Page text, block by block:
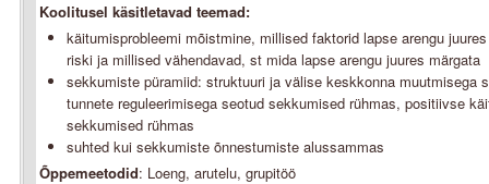
Koolitusel käsitletavad teemad:
käitumisprobleemi mõistmine, millised faktorid lapse arengu
riski ja millised vähendavad, st mida lapse arengu juures märgata
sekkumiste püramiid: struktuuri ja välise keskkonna muutmisega
tunnete reguleerimisega seotud sekkumised rühmas, positiivse
sekkumised rühmas
suhted kui sekkumiste õnnestumiste alussammas
Õppemeetodid: Loeng, arutelu, grupitöö